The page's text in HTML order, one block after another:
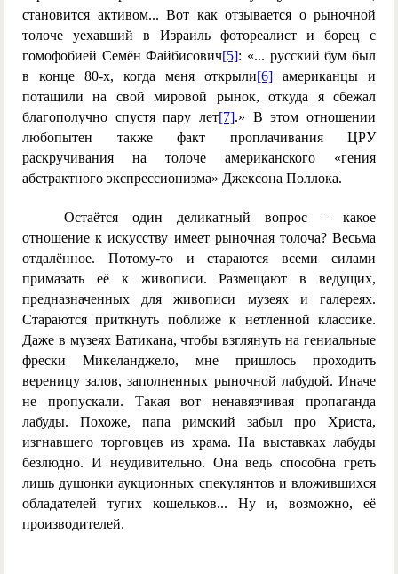
становится активом... Вот как отзывается о рыночной
толоче уехавший в Израиль фотореалист и борец с
гомофобией Семён Файбисович[5]: «... русский бум был
в конце 80-х, когда меня открыли[6] американцы и
потащили на свой мировой рынок, откуда я сбежал
благополучно спустя пару лет[7].» В этом отношении
любопытен также факт проплачивания ЦРУ
раскручивания на толоче американского «гения
абстрактного экспрессионизма» Джексона Поллока.
Остаётся один деликатный вопрос – какое
отношение к искусству имеет рыночная толоча? Весьма
отдалённое. Потому-то и стараются всеми силами
примазать её к живописи. Размещают в ведущих,
предназначенных для живописи музеях и галереях.
Стараются приткнуть поближе к нетленной классике.
Даже в музеях Ватикана, чтобы взглянуть на гениальные
фрески Микеланджело, мне пришлось проходить
вереницу залов, заполненных рыночной лабудой. Иначе
не пропускали. Такая вот ненавязчивая пропаганда
лабуды. Похоже, папа римский забыл про Христа,
изгнавшего торговцев из храма. На выставках лабуды
безлюдно. И неудивительно. Она ведь способна греть
лишь душонки аукционных спекулянтов и вложившихся
обладателей тугих кошельков... Ну и, возможно, её
производителей.